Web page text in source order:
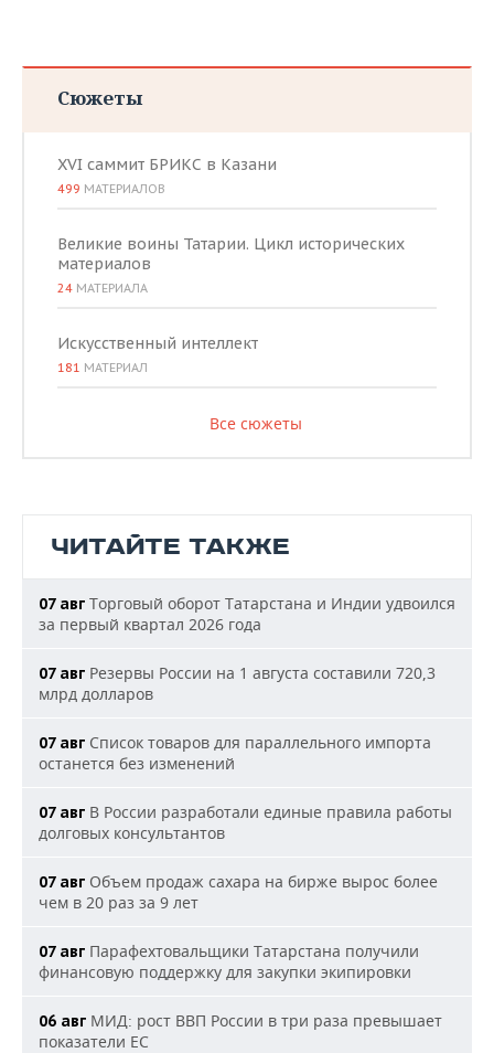
Сюжеты
XVI саммит БРИКС в Казани
499 МАТЕРИАЛОВ
Великие воины Татарии. Цикл исторических
материалов
24 МАТЕРИАЛА
Искусственный интеллект
181 МАТЕРИАЛ
Все сюжеты
ЧИТАЙТЕ ТАКЖЕ
07 авг Торговый оборот Татарстана и Индии удвоился
за первый квартал 2026 года
07 авг Резервы России на 1 августа составили 720,3
млрд долларов
07 авг Список товаров для параллельного импорта
останется без изменений
07 авг В России разработали единые правила работы
долговых консультантов
07 авг Объем продаж сахара на бирже вырос более
чем в 20 раз за 9 лет
07 авг Парафехтовальщики Татарстана получили
финансовую поддержку для закупки экипировки
06 авг МИД: рост ВВП России в три раза превышает
показатели ЕС